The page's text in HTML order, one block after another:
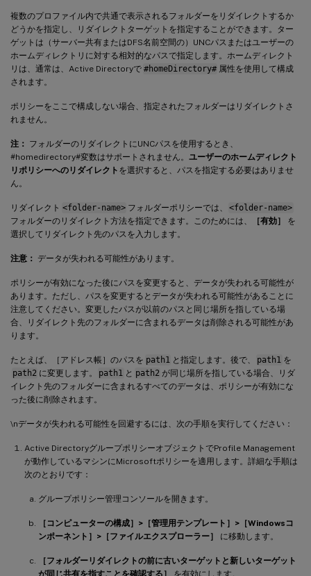
複数のプロファイル内で共通で表示されるフォルダーをリダイレクトするか
どうかを指定し、リダイレクトターゲットを指定することができます。ター
ゲットは（サーバー共有またはDFS名前空間の）UNCパスまたはユーザーの
ホームディレクトリに対する相対的なパスで指定します。ホームディレクト
リは、通常は、Active Directoryで #homeDirectory# 属性を使用して構成
されます。
ポリシーをここで構成しない場合、指定されたフォルダーはリダイレクトさ
れません。
注：
フォルダーのリダイレクトにUNCパスを使用するとき、
#homedirectory#変数はサポートされません。 ユーザーのホームディレクト
リポリシーへのリダイレクト を選択すると、パスを指定する必要はありませ
ん。
リダイレクト <folder-name> フォルダーポリシーでは、
<folder-name>
フォルダーのリダイレクト方法を指定できます。このためには、
［有効］
を
選択してリダイレクト先のパスを入力します。
注意： データが失われる可能性があります。
ポリシーが有効になった後にパスを変更すると、データが失われる可能性が
あります。ただし、パスを変更するとデータが失われる可能性があることに
注意してください。変更したパスが以前のパスと同じ場所を指している場
合、リダイレクト先のフォルダーに含まれるデータは削除される可能性があ
ります。
たとえば、［アドレス帳］のパスを path1 と指定します。後で、 path1 を
path2 に変更します。 path1 と path2 が同じ場所を指している場合、リダ
イレクト先のフォルダーに含まれるすべてのデータは、ポリシーが有効にな
った後に削除されます。
\nデータが失われる可能性を回避するには、次の手順を実行してください：
Active DirectoryグループポリシーオブジェクトでProfile Management
が動作しているマシンにMicrosoftポリシーを適用します。詳細な手順は
次のとおりです：
グループポリシー管理コンソールを開きます。
［コンピューターの構成］>［管理用テンプレート］>［Windowsコ
ンポーネント］>［ファイルエクスプローラー］
に移動します。
［フォルダーリダイレクトの前に古いターゲットと新しいターゲット
が同じ共有を指すことを確認する］
を有効にします。